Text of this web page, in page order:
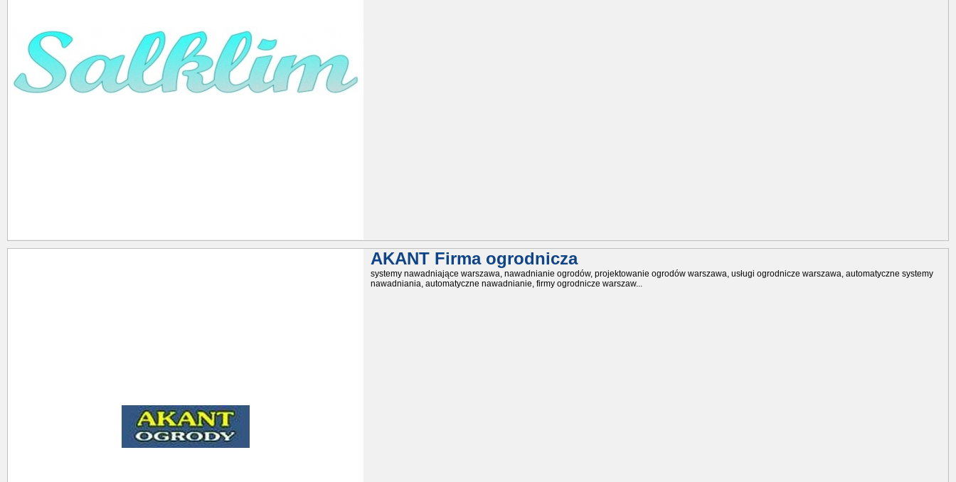
AKANT Firma ogrodnicza
systemy nawadniające warszawa, nawadnianie ogrodów, projektowanie ogrodów warszawa, usługi ogrodnicze warszawa, automatyczne systemy
nawadniania, automatyczne nawadnianie, firmy ogrodnicze warszaw...